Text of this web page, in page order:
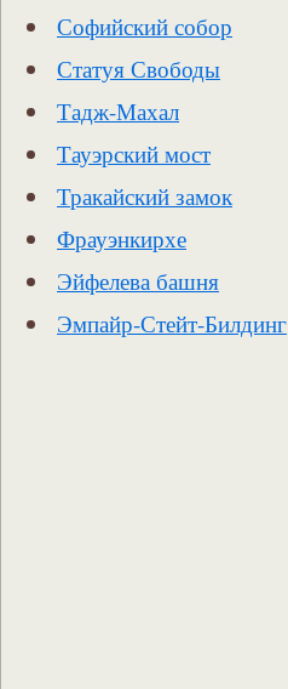
Софийский собор
Статуя Свободы
Тадж-Махал
Тауэрский мост
Тракайский замок
Фрауэнкирхе
Эйфелева башня
Эмпайр-Стейт-Билдинг